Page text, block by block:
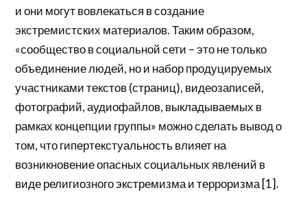
и они могут вовлекаться в создание
экстремистских материалов. Таким образом,
«сообщество в социальной сети – это не только
объединение людей, но и набор продуцируемых
участниками текстов (страниц), видеозаписей,
фотографий, аудиофайлов, выкладываемых в
рамках концепции группы» можно сделать вывод о
том, что гипертекстуальность влияет на
возникновение опасных социальных явлений в
виде религиозного экстремизма и терроризма [1].